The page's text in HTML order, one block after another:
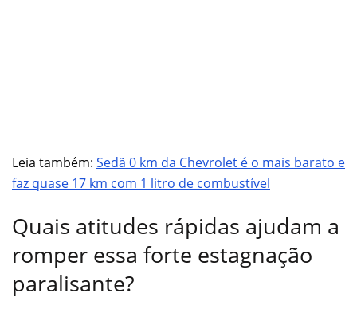
Leia também: Sedã 0 km da Chevrolet é o mais barato e
faz quase 17 km com 1 litro de combustível
Quais atitudes rápidas ajudam a
romper essa forte estagnação
paralisante?